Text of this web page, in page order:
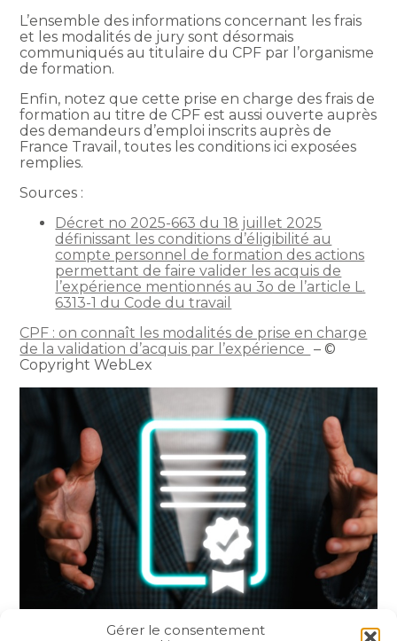
Gérer le consentement
L’ensemble des informations concernant les frais
et les modalités de jury sont désormais
communiqués au titulaire du CPF par l’organisme
de formation.
Enfin, notez que cette prise en charge des frais de
formation au titre de CPF est aussi ouverte auprès
des demandeurs d’emploi inscrits auprès de
France Travail, toutes les conditions ici exposées
remplies.
Sources :
Décret no 2025-663 du 18 juillet 2025
définissant les conditions d’éligibilité au
compte personnel de formation des actions
permettant de faire valider les acquis de
l’expérience mentionnés au 3o de l’article L.
6313-1 du Code du travail
CPF : on connaît les modalités de prise en charge
de la validation d’acquis par l’expérience – ©
Copyright WebLex